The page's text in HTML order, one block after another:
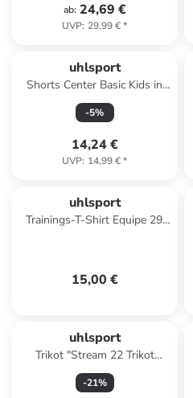
ab: 24,69 €
UVP: 29,99 €*
uhlsport
Shorts Center Basic Kids in
rot
-5%
14,24 €
UVP: 14,99 €*
uhlsport
Trainings-T-Shirt Equipe 29
15,00 €
uhlsport
Trikot "Stream 22 Trikot
Langarm" in Blau
-21%